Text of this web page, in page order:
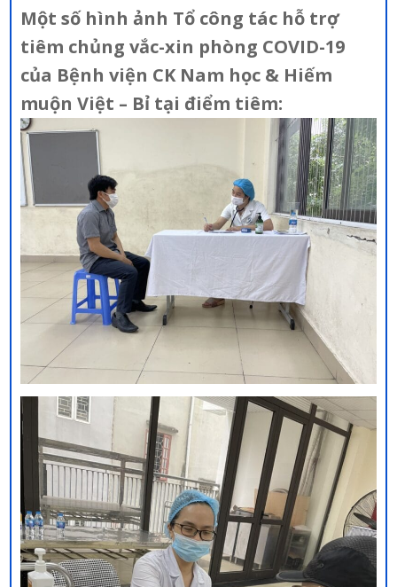
Một số hình ảnh Tổ công tác hỗ trợ
tiêm chủng vắc-xin phòng COVID-19
của Bệnh viện CK Nam học & Hiếm
muộn Việt – Bỉ tại điểm tiêm: